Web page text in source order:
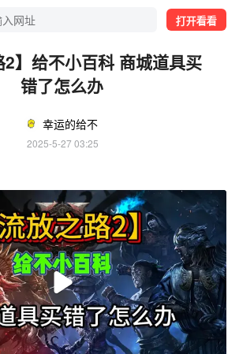
打开看看
2】给不小百科 商城道具买
错了怎么办
幸运的给不
2025-5-27 03:25